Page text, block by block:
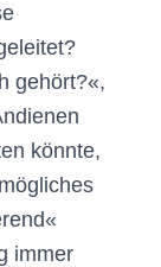
gehört?«,
könnte,
immer